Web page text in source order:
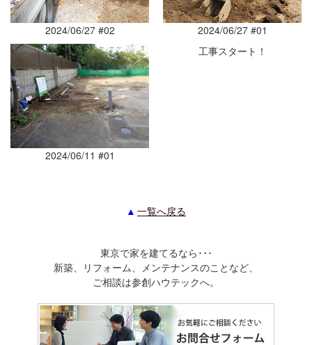
2024/06/27 #02 2024/06/27 #01
2024/06/11 #01
工事スタート！
一覧へ戻る
東京で家を建てるなら･･･
新築、リフォーム、メンテナンスのことなど、
ご相談は参創ハウテックへ。